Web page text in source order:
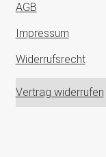
AGB
Impressum
Widerrufsrecht
Vertrag widerrufen